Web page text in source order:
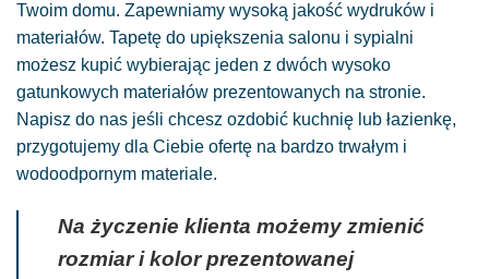
Twoim domu. Zapewniamy wysoką jakość wydruków i
materiałów. Tapetę do upiększenia salonu i sypialni
możesz kupić wybierając jeden z dwóch wysoko
gatunkowych materiałów prezentowanych na stronie.
Napisz do nas jeśli chcesz ozdobić kuchnię lub łazienkę,
przygotujemy dla Ciebie ofertę na bardzo trwałym i
wodoodpornym materiale.
Na życzenie klienta możemy zmienić
rozmiar i kolor prezentowanej